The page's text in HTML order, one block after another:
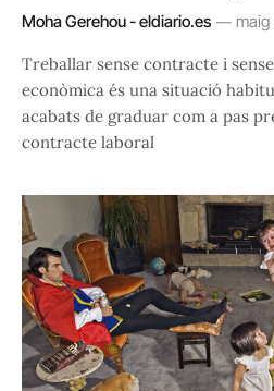
Moha Gerehou - eldiario.es maig
Treballar sense contracte i
econòmica és una situació
acabats de graduar com a pas
contracte laboral